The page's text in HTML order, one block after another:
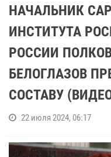
НАЧАЛЬНИК
ИНСТИТУТА
РОССИИ
БЕЛОГЛАЗОВ
СОСТАВУ
22 июля 2024, 06:17